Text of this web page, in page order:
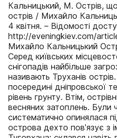
Кальницький, М. Острів,
острів / Михайло
4 квітня. – Відомості
http://eveningkiev.com/
Михайло Кальницький
Серед київських
снігопадів найбільше
називають Труханів
посередині дніпровської
рівень грунту. Втім,
весняних затоплень. Були
систематично опинялася
острова дехто пов’язує з